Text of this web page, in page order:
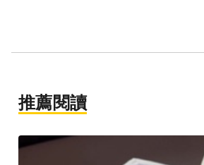
推薦閱讀